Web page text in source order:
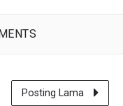
Posting Lama